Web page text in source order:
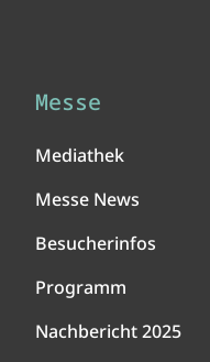
Messe
Mediathek
Messe News
Besucherinfos
Programm
Nachbericht 2025